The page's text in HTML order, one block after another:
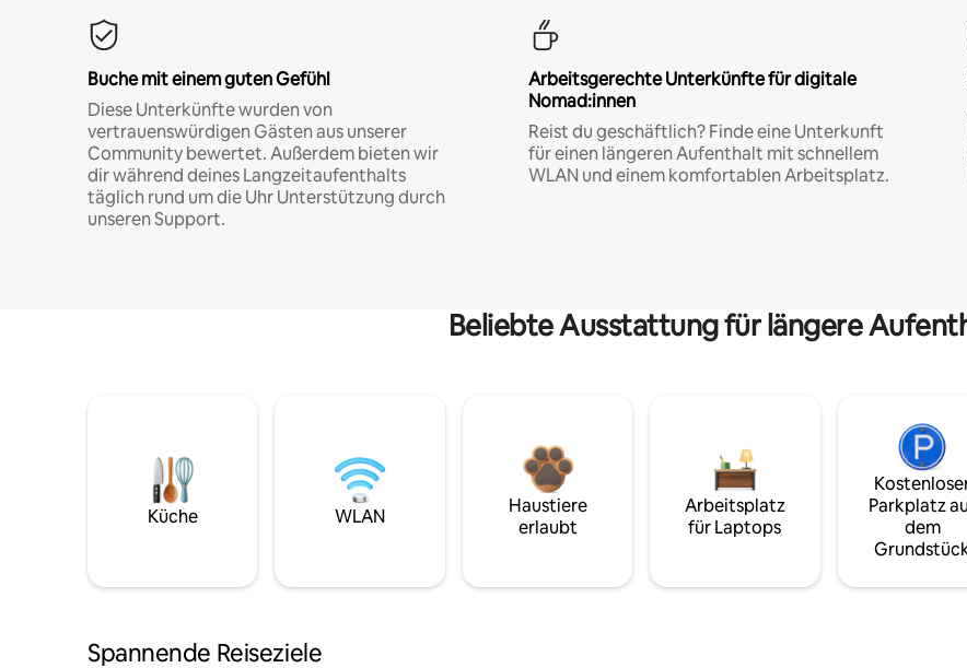
Buche mit einem guten Gefühl
Diese Unterkünfte wurden von
vertrauenswürdigen Gästen aus unserer
Community bewertet. Außerdem bieten wir
dir während deines Langzeitaufenthalts
täglich rund um die Uhr Unterstützung durch
unseren Support.
Arbeitsgerechte Unterkünfte für digitale
Nomad:innen
Reist du geschäftlich? Finde eine Unterkunft
für einen längeren Aufenthalt mit schnellem
WLAN und einem komfortablen Arbeitsplatz.
Beliebte Ausstattung für längere
Küche WLAN
Haustiere
erlaubt
Arbeitsplatz
für Laptops
Parkplatz
dem
Spannende Reiseziele